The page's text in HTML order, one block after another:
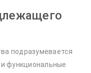
подразумевается
функциональные